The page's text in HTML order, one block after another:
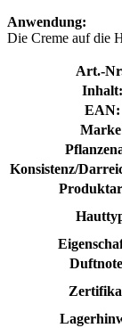
Anwendung:
Die Creme auf die
Art.-
Inhalt:
EAN:
Konsistenz/